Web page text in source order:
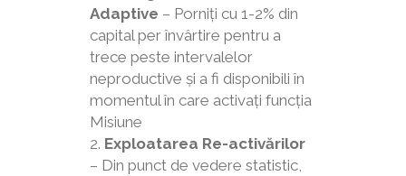
Adaptive – Porniți cu 1-2% din
capital per învârtire pentru a
trece peste intervalelor
neproductive și a fi disponibili în
momentul în care activați funcția
Misiune
Exploatarea Re-activărilor
– Din punct de vedere statistic,